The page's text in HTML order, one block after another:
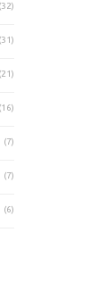
(32)
(31)
(21)
(16)
(7)
(7)
(6)